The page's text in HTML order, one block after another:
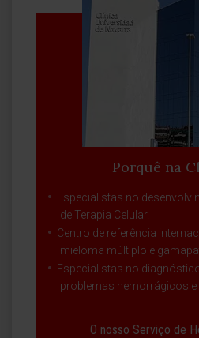
Porquê na
Especialistas no
de Terapia Celular.
Centro de referência
mieloma múltiplo e
Especialistas no
problemas hemorrágicos
O nosso Serviço de